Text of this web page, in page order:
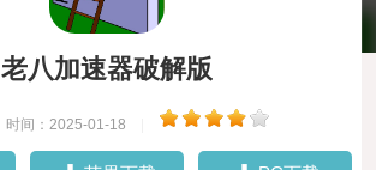
老八加速器破解版
时间：2025-01-18